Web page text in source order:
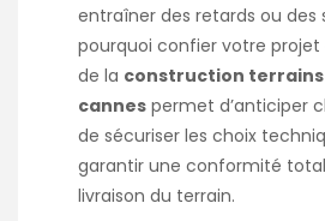
entraîner des retards ou des
pourquoi confier votre projet
de la construction terrains
cannes permet d’anticiper
de sécuriser les choix
garantir une conformité
livraison du terrain.